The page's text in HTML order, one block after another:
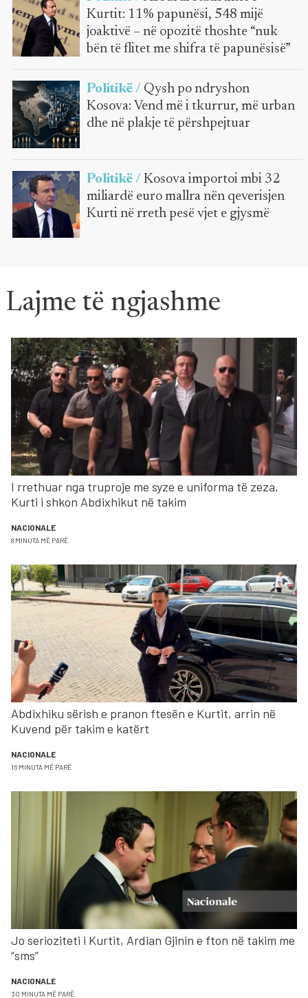
Kurtit: 11% papunësi, 548 mijë
joaktivë – në opozitë thoshte “nuk
bën të flitet me shifra të papunësisë”
Politikë / Qysh po ndryshon
Kosova: Vend më i tkurrur, më urban
dhe në plakje të përshpejtuar
Politikë / Kosova importoi mbi 32
miliardë euro mallra nën qeverisjen
Kurti në rreth pesë vjet e gjysmë
Lajme të ngjashme
I rrethuar nga truproje me syze e uniforma të zeza,
Kurti i shkon Abdixhikut në takim
NACIONALE
8 MINUTA MË PARË
Abdixhiku sërish e pranon ftesën e Kurtit, arrin në
Kuvend për takim e katërt
NACIONALE
16 MINUTA MË PARË
Jo serioziteti i Kurtit, Ardian Gjinin e fton në takim me
“sms”
NACIONALE
30 MINUTA MË PARË